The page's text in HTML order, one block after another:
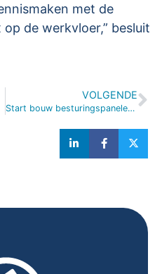
met de
de werkvloer,” besluit
VOLGENDE
Start bouw besturingspanelen voor Vislift in eigen werkplaats